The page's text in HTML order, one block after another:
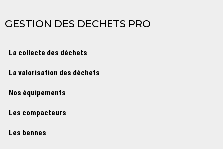
GESTION DES DECHETS PRO
La collecte des déchets
La valorisation des déchets
Nos équipements
Les compacteurs
Les bennes